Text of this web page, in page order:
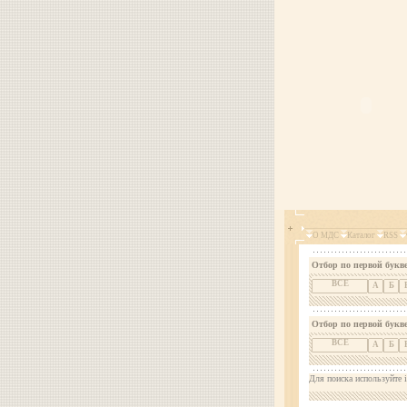
О МДС Каталог RSS
Отбор по первой
ВСЕ А Б
Отбор по первой
ВСЕ А Б
Для поиска используйте